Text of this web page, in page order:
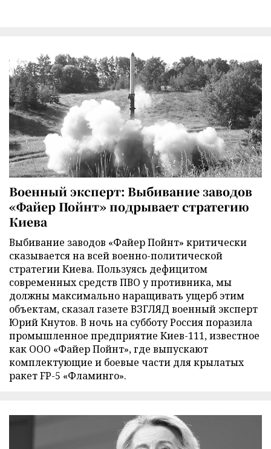
Военный эксперт: Выбивание заводов
«Файер Пойнт» подрывает стратегию
Киева
Выбивание заводов «Файер Пойнт» критически
сказывается на всей военно-политической
стратегии Киева. Пользуясь дефицитом
современных средств ПВО у противника, мы
должны максимально наращивать ущерб этим
объектам, сказал газете ВЗГЛЯД военный эксперт
Юрий Кнутов. В ночь на субботу Россия поразила
промышленное предприятие Киев-111, известное
как ООО «Файер Пойнт», где выпускают
комплектующие и боевые части для крылатых
ракет FP-5 «Фламинго».